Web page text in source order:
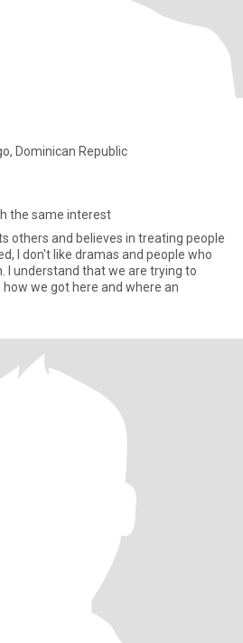
Dominican Republic
the same interest
others and believes in treating people
I don't like dramas and people who
I understand that we are trying to
we got here and where an